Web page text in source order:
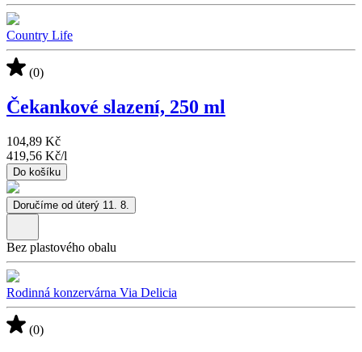
Country Life
(0)
Čekankové slazení, 250 ml
104,89 Kč
419,56 Kč/l
Do košíku
Doručíme od úterý 11. 8.
Bez plastového obalu
Rodinná konzervárna Via Delicia
(0)